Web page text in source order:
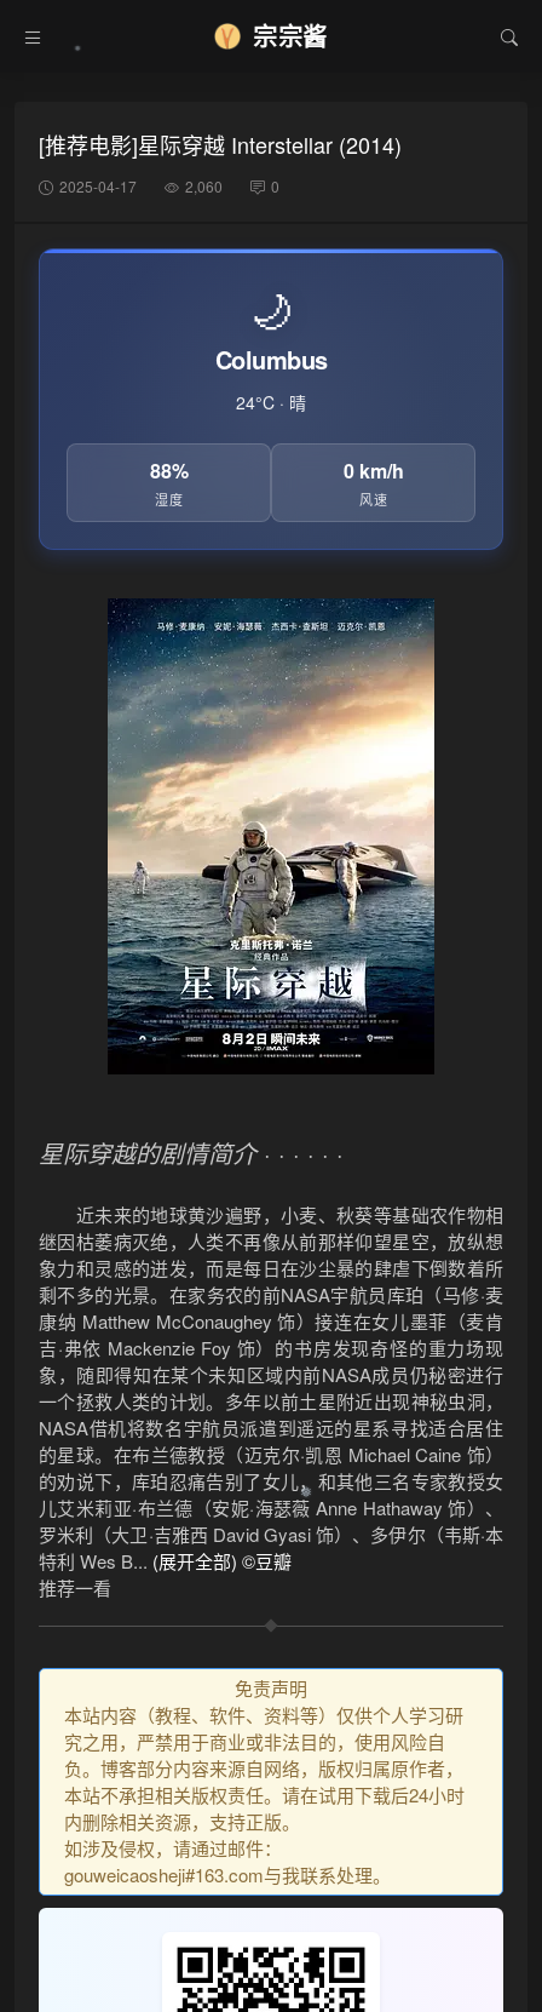
❅
宗宗酱
[推荐电影]星际穿越 Interstellar (2014)
2025-04-17 2,060 0
🌙
Columbus
24°C · 晴
88%
湿度
0 km/h
风速
星际穿越的剧情简介· · · · · ·
近未来的地球黄沙遍野，小麦、秋葵等基础农作物相
继因枯萎病灭绝，人类不再像从前那样仰望星空，放纵想
象力和灵感的迸发，而是每日在沙尘暴的肆虐下倒数着所
剩不多的光景。在家务农的前NASA宇航员库珀（马修·麦
康纳 Matthew McConaughey 饰）接连在女儿墨菲（麦肯
吉·弗依 Mackenzie Foy 饰）的书房发现奇怪的重力场现
象，随即得知在某个未知区域内前NASA成员仍秘密进行
一个拯救人类的计划。多年以前土星附近出现神秘虫洞，
NASA借机将数名宇航员派遣到遥远的星系寻找适合居住
的星球。在布兰德教授（迈克尔·凯恩 Michael Caine 饰）
的劝说下，库珀忍痛告别了女儿，和其他三名专家教授女
儿艾米莉亚·布兰德（安妮·海瑟薇 Anne Hathaway 饰）、
罗米利（大卫·吉雅西 David Gyasi 饰）、多伊尔（韦斯·本
特利 Wes B... (展开全部) ©豆瓣
推荐一看
免责声明
本站内容（教程、软件、资料等）仅供个人学习研
究之用，严禁用于商业或非法目的，使用风险自
负。博客部分内容来源自网络，版权归属原作者，
本站不承担相关版权责任。请在试用下载后24小时
内删除相关资源，支持正版。
如涉及侵权，请通过邮件：
gouweicaosheji#163.com与我联系处理。